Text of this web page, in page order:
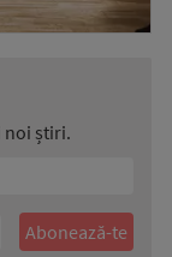
noi știri.